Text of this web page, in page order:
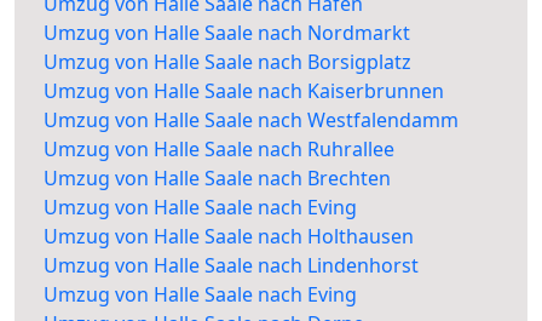
Umzug von Halle Saale nach Nordmarkt
Umzug von Halle Saale nach Borsigplatz
Umzug von Halle Saale nach Kaiserbrunnen
Umzug von Halle Saale nach Westfalendamm
Umzug von Halle Saale nach Ruhrallee
Umzug von Halle Saale nach Brechten
Umzug von Halle Saale nach Eving
Umzug von Halle Saale nach Holthausen
Umzug von Halle Saale nach Lindenhorst
Umzug von Halle Saale nach Eving